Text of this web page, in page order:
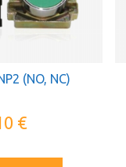
(NO, NC)
€